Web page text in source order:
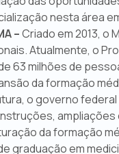
nesta área
–Criado em 2013, o
Atualmente, o
63 milhões de
da formação
o governo
ampliações
da formação
graduação em